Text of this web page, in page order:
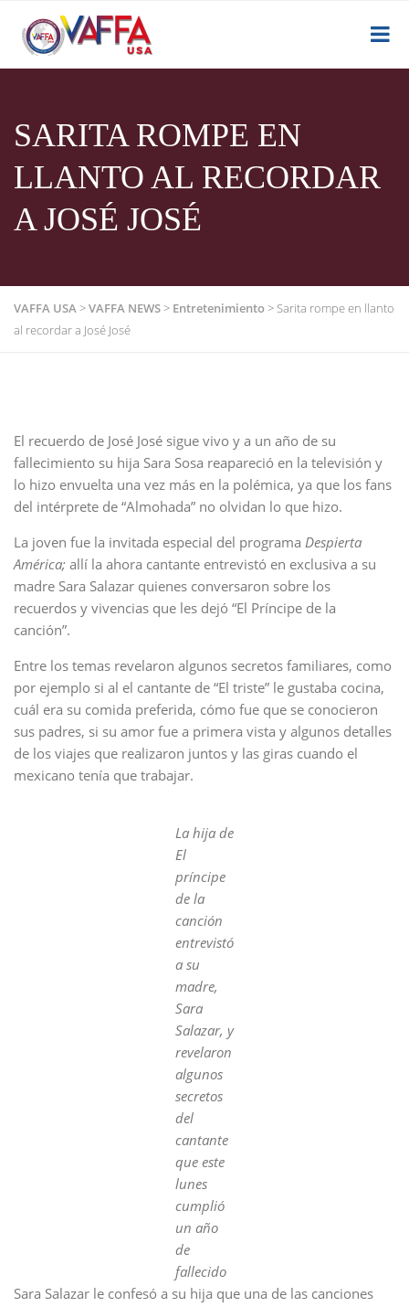
SARITA ROMPE EN
LLANTO AL RECORDAR
A JOSÉ JOSÉ
VAFFA USA>VAFFA NEWS> Entretenimiento>Sarita rompe en llanto
al recordar a José José
El recuerdo de José José sigue vivo y a un año de su
fallecimiento su hija Sara Sosa reapareció en la televisión y
lo hizo envuelta una vez más en la polémica, ya que los fans
del intérprete de “Almohada” no olvidan lo que hizo.
La joven fue la invitada especial del programa Despierta
América; allí la ahora cantante entrevistó en exclusiva a su
madre Sara Salazar quienes conversaron sobre los
recuerdos y vivencias que les dejó “El Príncipe de la
canción”.
Entre los temas revelaron algunos secretos familiares, como
por ejemplo si al el cantante de “El triste” le gustaba cocina,
cuál era su comida preferida, cómo fue que se conocieron
sus padres, si su amor fue a primera vista y algunos detalles
de los viajes que realizaron juntos y las giras cuando el
mexicano tenía que trabajar.
La hija de
El
príncipe
de la
canción
entrevistó
a su
madre,
Sara
Salazar, y
revelaron
algunos
secretos
del
cantante
que este
lunes
cumplió
un año
de
fallecido
Sara Salazar le confesó a su hija que una de las canciones